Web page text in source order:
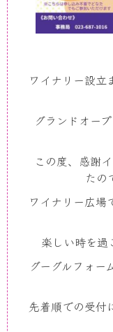
ワイナリー設立
グランドオー
この度、感謝
たの
ワイナリー広場
楽しい時を過
グーグルフォー
先着順での受付